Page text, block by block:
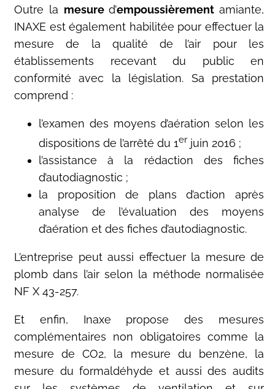
Outre la mesured’empoussièrement amiante,
INAXE est également habilitée pour effectuer la
mesure de la qualité de l’air pour les
établissements recevant du public en
conformité avec la législation. Sa prestation
comprend :
l’examen des moyens d’aération selon les
dispositions de l’arrêté du 1er juin 2016 ;
l’assistance à la rédaction des fiches
d’autodiagnostic ;
la proposition de plans d’action après
analyse de l’évaluation des moyens
d’aération et des fiches d’autodiagnostic.
L’entreprise peut aussi effectuer la mesure de
plomb dans l’air selon la méthode normalisée
NF X 43-257.
Et enfin, Inaxe propose des mesures
complémentaires non obligatoires comme la
mesure de CO2, la mesure du benzène, la
mesure du formaldéhyde et aussi des audits